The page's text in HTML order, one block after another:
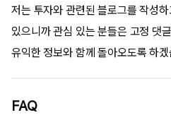
저는 투자와 관련된 블로그를 작성
있으니까 관심 있는 분들은 고정 댓
유익한 정보와 함께 돌아오도록 하
FAQ